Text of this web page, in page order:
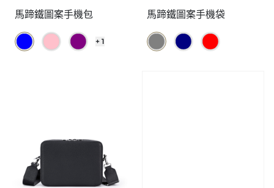
馬蹄鐵圖案手機包
+ 1
馬蹄鐵圖案手機袋